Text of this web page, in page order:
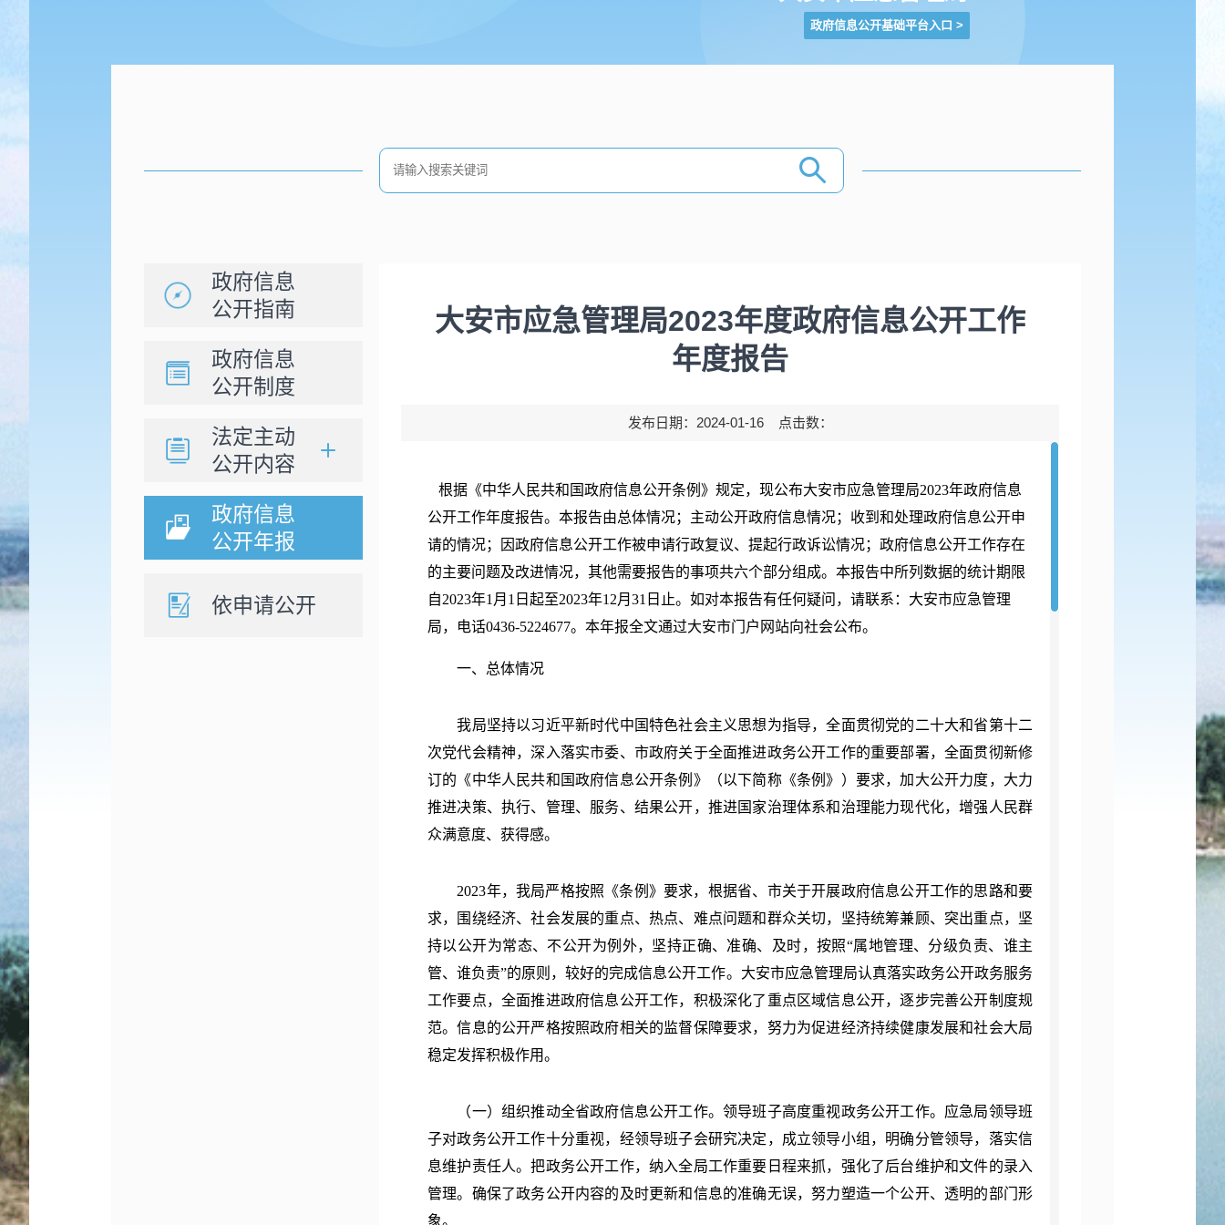
政府信息公开基础平台入口 >
政府信息
公开指南
政府信息
公开制度
法定主动
公开内容
政府信息
公开年报
依申请公开
大安市应急管理局2023年度政府信息公开工作
年度报告
发布日期：2024-01-16 点击数：
根据《中华人民共和国政府信息公开条例》规定，现公布大安市应急管理局2023年政府信息
公开工作年度报告。本报告由总体情况；主动公开政府信息情况；收到和处理政府信息公开申
请的情况；因政府信息公开工作被申请行政复议、提起行政诉讼情况；政府信息公开工作存在
的主要问题及改进情况，其他需要报告的事项共六个部分组成。本报告中所列数据的统计期限
自2023年1月1日起至2023年12月31日止。如对本报告有任何疑问，请联系：大安市应急管理
局，电话0436-5224677。本年报全文通过大安市门户网站向社会公布。
一、总体情况
我局坚持以习近平新时代中国特色社会主义思想为指导，全面贯彻党的二十大和省第十二
次党代会精神，深入落实市委、市政府关于全面推进政务公开工作的重要部署，全面贯彻新修
订的《中华人民共和国政府信息公开条例》（以下简称《条例》）要求，加大公开力度，大力
推进决策、执行、管理、服务、结果公开，推进国家治理体系和治理能力现代化，增强人民群
众满意度、获得感。
2023年，我局严格按照《条例》要求，根据省、市关于开展政府信息公开工作的思路和要
求，围绕经济、社会发展的重点、热点、难点问题和群众关切，坚持统筹兼顾、突出重点，坚
持以公开为常态、不公开为例外，坚持正确、准确、及时，按照“属地管理、分级负责、谁主
管、谁负责”的原则，较好的完成信息公开工作。大安市应急管理局认真落实政务公开政务服务
工作要点，全面推进政府信息公开工作，积极深化了重点区域信息公开，逐步完善公开制度规
范。信息的公开严格按照政府相关的监督保障要求，努力为促进经济持续健康发展和社会大局
稳定发挥积极作用。
（一）组织推动全省政府信息公开工作。领导班子高度重视政务公开工作。应急局领导班
子对政务公开工作十分重视，经领导班子会研究决定，成立领导小组，明确分管领导，落实信
息维护责任人。把政务公开工作，纳入全局工作重要日程来抓，强化了后台维护和文件的录入
管理。确保了政务公开内容的及时更新和信息的准确无误，努力塑造一个公开、透明的部门形
象。